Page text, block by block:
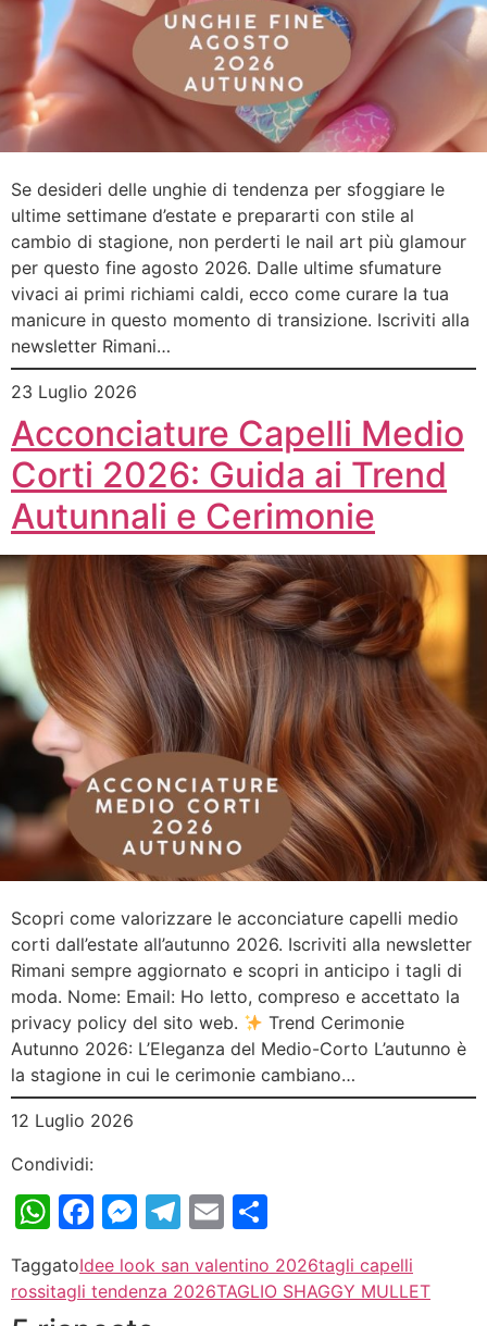
Se desideri delle unghie di tendenza per sfoggiare le
ultime settimane d’estate e prepararti con stile al
cambio di stagione, non perderti le nail art più glamour
per questo fine agosto 2026. Dalle ultime sfumature
vivaci ai primi richiami caldi, ecco come curare la tua
manicure in questo momento di transizione. Iscriviti alla
newsletter Rimani…
23 Luglio 2026
Acconciature Capelli Medio
Corti 2026: Guida ai Trend
Autunnali e Cerimonie
Scopri come valorizzare le acconciature capelli medio
corti dall’estate all’autunno 2026. Iscriviti alla newsletter
Rimani sempre aggiornato e scopri in anticipo i tagli di
moda. Nome: Email: Ho letto, compreso e accettato la
privacy policy del sito web.
Trend Cerimonie
Autunno 2026: L’Eleganza del Medio-Corto L’autunno è
la stagione in cui le cerimonie cambiano…
12 Luglio 2026
Condividi:
WhatsApp
Facebook
Messenger
Telegram
Email
TaggatoIdee look san valentino 2026tagli capelli
rossitagli tendenza 2026TAGLIO SHAGGY MULLET